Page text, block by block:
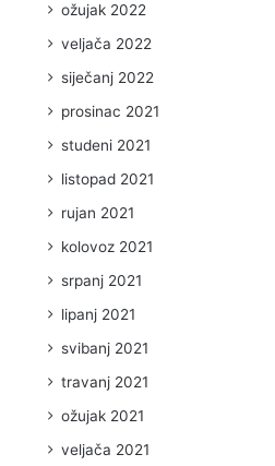
ožujak 2022
veljača 2022
siječanj 2022
prosinac 2021
studeni 2021
listopad 2021
rujan 2021
kolovoz 2021
srpanj 2021
lipanj 2021
svibanj 2021
travanj 2021
ožujak 2021
veljača 2021